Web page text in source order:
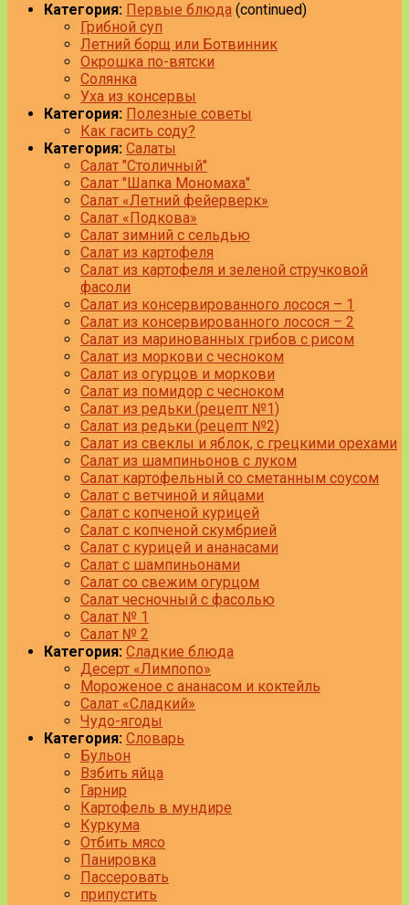
Категория: Первые блюда (continued)
Грибной суп
Летний борщ или Ботвинник
Окрошка по-вятски
Солянка
Уха из консервы
Категория: Полезные советы
Как гасить соду?
Категория: Салаты
Салат "Столичный"
Салат "Шапка Мономаха"
Салат «Летний фейерверк»
Салат «Подкова»
Салат зимний с сельдью
Салат из картофеля
Салат из картофеля и зеленой стручковой
фасоли
Салат из консервированного лосося – 1
Салат из консервированного лосося – 2
Салат из маринованных грибов с рисом
Салат из моркови с чесноком
Салат из огурцов и моркови
Салат из помидор с чесноком
Салат из редьки (рецепт №1)
Салат из редьки (рецепт №2)
Салат из свеклы и яблок, с грецкими орехами
Салат из шампиньонов с луком
Салат картофельный со сметанным соусом
Салат с ветчиной и яйцами
Салат с копченой курицей
Салат с копченой скумбрией
Салат с курицей и ананасами
Салат с шампиньонами
Салат со свежим огурцом
Салат чесночный с фасолью
Салат № 1
Салат № 2
Категория: Сладкие блюда
Десерт «Лимпопо»
Мороженое с ананасом и коктейль
Салат «Сладкий»
Чудо-ягоды
Категория: Словарь
Бульон
Взбить яйца
Гарнир
Картофель в мундире
Куркума
Отбить мясо
Панировка
Пассеровать
припустить